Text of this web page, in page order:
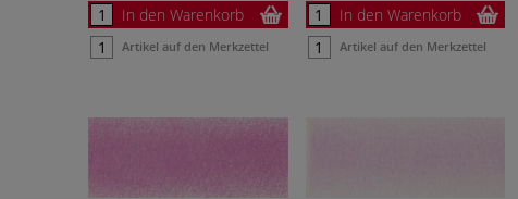
In den Warenkorb
Artikel auf den Merkzettel
In den Warenkorb
Artikel auf den Merkzettel